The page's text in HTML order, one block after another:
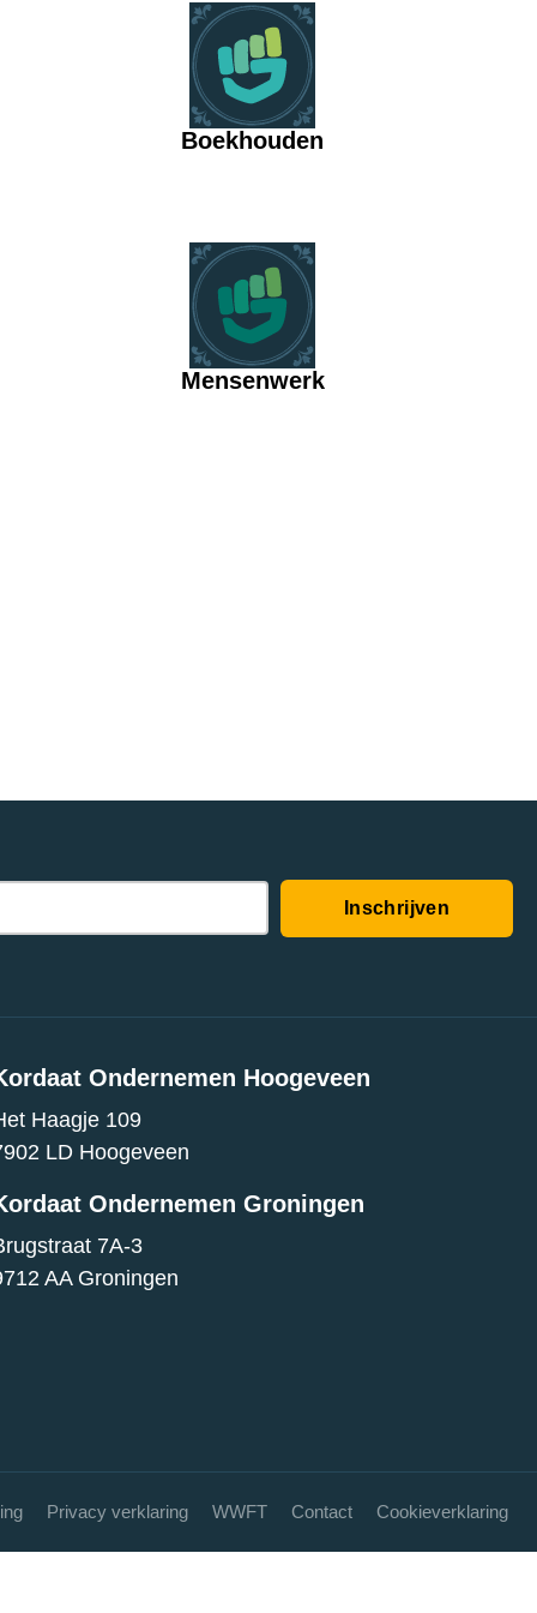
Boekhouden
Mensenwerk
Inschrijven
Ondernemen Hoogeveen
Haagje 109
LD Hoogeveen
Ondernemen Groningen
7A-3
AA Groningen
Privacy verklaring WWFT Contact Cookieverklaring